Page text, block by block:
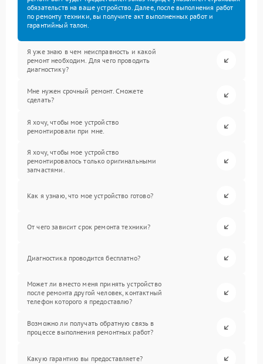
обязательств на ваше устройство. Далее, после выполнения работ
по ремонту техники, вы получите акт выполненных работ и
гарантийный талон.
Я уже знаю в чем неисправность и какой
ремонт необходим. Для чего проводить
диагностику?
Мне нужен срочный ремонт. Сможете
сделать?
Я хочу, чтобы мое устройство
ремонтировали при мне.
Я хочу, чтобы мое устройство
ремонтировалось только оригинальными
запчастями.
Как я узнаю, что мое устройство готово?
От чего зависит срок ремонта техники?
Диагностика проводится бесплатно?
Может ли вместо меня принять устройство
после ремонта другой человек, контактный
телефон которого я предоставлю?
Возможно ли получать обратную связь в
процессе выполнения ремонтных работ?
Какую гарантию вы предоставляете?